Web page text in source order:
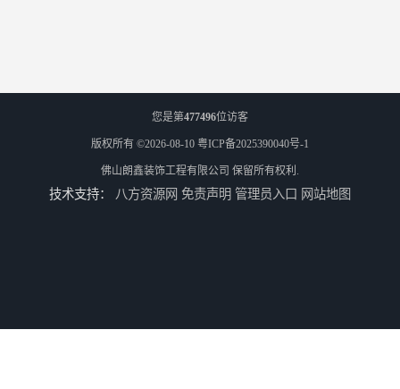
您是第477496位访客
版权所有 ©2026-08-10 粤ICP备2025390040号-1
佛山朗鑫装饰工程有限公司 保留所有权利.
技术支持： 八方资源网 免责声明 管理员入口 网站地图